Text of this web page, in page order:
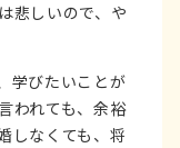
悲しいので、や
学びたいことが
われても、余裕
しなくても、将